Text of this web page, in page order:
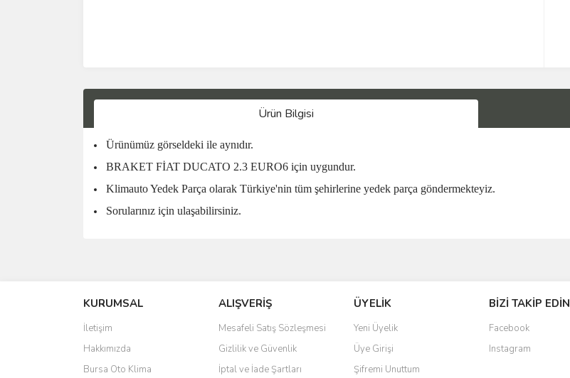
Ürün Bilgisi
Ürünümüz görseldeki ile aynıdır.
BRAKET FİAT DUCATO 2.3 EURO6 için uygundur.
Klimauto Yedek Parça olarak Türkiye'nin tüm şehirlerine yedek parça göndermekteyiz.
Sorularınız için ulaşabilirsiniz.
Yorum Yaz
KURUMSAL
İletişim
Hakkımızda
Bursa Oto Klima
ALIŞVERİŞ
Mesafeli Satış Sözleşmesi
Gizlilik ve Güvenlik
İptal ve İade Şartları
ÜYELİK
Yeni Üyelik
Üye Girişi
Şifremi Unuttum
BİZİ TAKİP EDİN
Facebook
Instagram